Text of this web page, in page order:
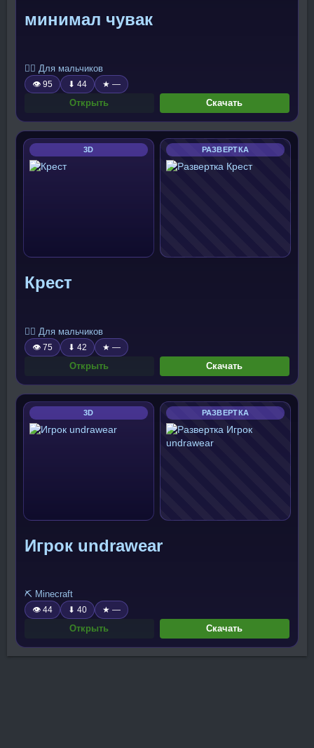
минимал чувак
🧍‍♂️ Для мальчиков
👁 95 ⬇ 44 ★ —
Открыть Скачать
3D РАЗВЕРТКА
Крест
🧍‍♂️ Для мальчиков
👁 75 ⬇ 42 ★ —
Открыть Скачать
3D РАЗВЕРТКА
Игрок undrawear
⛏️ Minecraft
👁 44 ⬇ 40 ★ —
Открыть Скачать